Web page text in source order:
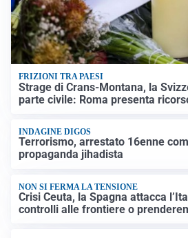
FRIZIONI TRA PAESI
Strage di Crans-Montana, la
parte civile: Roma presenta
INDAGINE DIGOS
Terrorismo, arrestato 16enne
propaganda jihadista
NON SI FERMA LA TENSIONE
Crisi Ceuta, la Spagna attacca
controlli alle frontiere o